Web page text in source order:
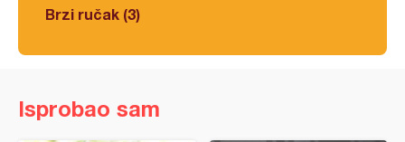
Brzi ručak (3)
Isprobao sam